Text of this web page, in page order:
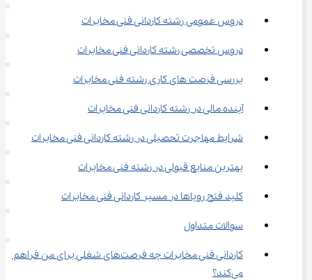
دروس عمومی رشته کاردانی فنی مخابرات
دروس تخصصی رشته کاردانی فنی مخابرات
بررسی فرصت های کاری رشته فنی مخابرات
آینده مالی در رشته کاردانی فنی مخابرات
شرایط مهاجرت تحصیلی در رشته کاردانی فنی مخابرات
بهترین منابع قبولی در رشته فنی مخابرات
کلید فتح رویاها در مسیر کاردانی فنی مخابرات
سوالات متداول
کاردانی فنی مخابرات چه فرصت‌های شغلی برای من فراهم
می‌کند؟